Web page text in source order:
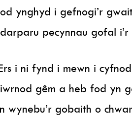
ynghyd i gefnogi’r
pecynnau gofal
i ni fynd i mewn i
gêm a heb fod yn
wynebu’r gobaith o